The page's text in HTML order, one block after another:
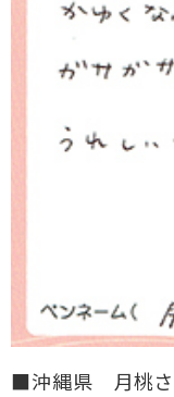
■沖縄県 月桃さ